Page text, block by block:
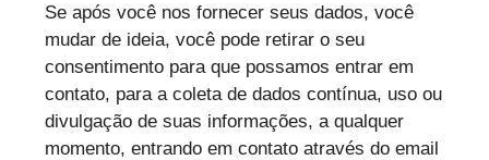
Se após você nos fornecer seus dados, você
mudar de ideia, você pode retirar o seu
consentimento para que possamos entrar em
contato, para a coleta de dados contínua, uso ou
divulgação de suas informações, a qualquer
momento, entrando em contato através do email